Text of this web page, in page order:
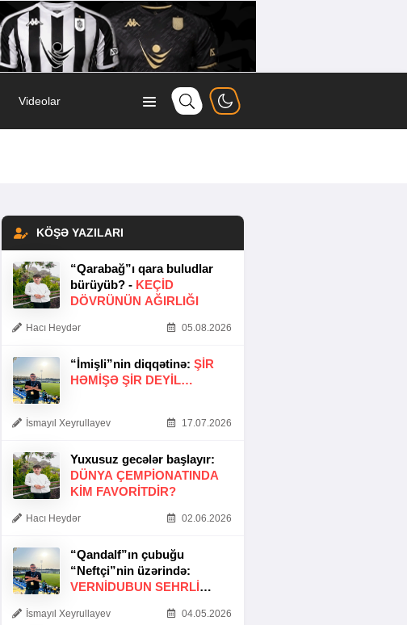
Videolar
KÖŞƏ YAZILARI
“Qarabağ”ı qara buludlar
bürüyüb? - KEÇID
DÖVRÜNÜN AĞIRLIĞI
Hacı Heydər 05.08.2026
“İmişli”nin diqqətinə: ŞIR
HƏMIŞƏ ŞIR DEYIL…
İsmayıl Xeyrullayev 17.07.2026
Yuxusuz gecələr başlayır:
DÜNYA ÇEMPIONATINDA
KIM FAVORITDIR?
Hacı Heydər 02.06.2026
“Qandalf”ın çubuğu
“Neftçi”nin üzərində:
VERNİDUBUN SEHRLİ
İsmayıl Xeyrullayev 04.05.2026